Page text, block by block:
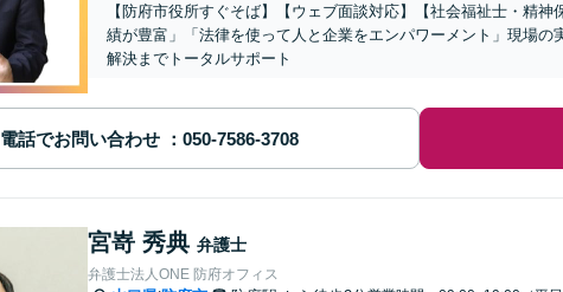
【防府市役所すぐそば】【ウェブ面談対応】【社会福祉士・精
績が豊富」「法律を使って人と企業をエンパワーメント」現場
解決までトータルサポート
電話でお問い合わせ
宮嵜 秀典 弁護士
弁護士法人ONE 防府オフィス